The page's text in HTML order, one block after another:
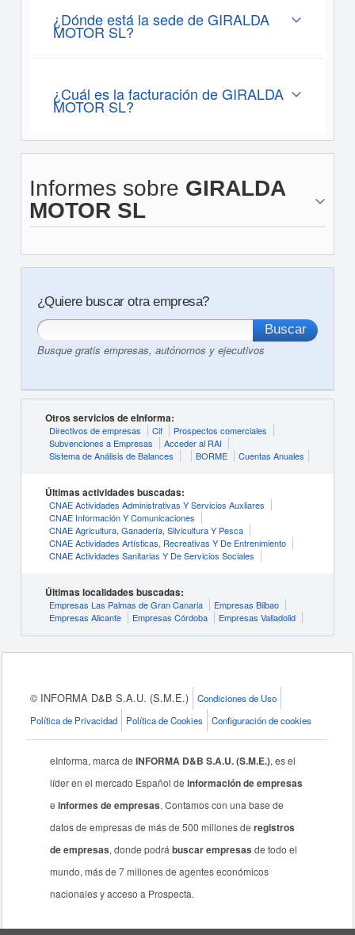
¿Dónde está la sede de GIRALDA
MOTOR SL?
¿Cuál es la facturación de GIRALDA
MOTOR SL?
Informes sobre GIRALDA
MOTOR SL
¿Quiere buscar otra empresa?
Busque gratis empresas, autónomos y ejecutivos
Otros servicios de eInforma:
Directivos de empresas Cif
Prospectos comerciales
Subvenciones a Empresas
Acceder al RAI
Sistema de Análisis de Balances
BORME Cuentas Anuales
Últimas actividades buscadas:
CNAE Actividades Administrativas Y Servicios Auxliares
CNAE Información Y Comunicaciones
CNAE Agricultura, Ganadería, Silvicultura Y Pesca
CNAE Actividades Artísticas, Recreativas Y De Entrenimiento
CNAE Actividades Sanitarias Y De Servicios Sociales
Últimas localidades buscadas:
Empresas Las Palmas de Gran Canaria
Empresas Bilbao
Empresas Alicante
Empresas Córdoba Empresas Valladolid
© INFORMA D&B S.A.U. (S.M.E.)
Condiciones de Uso
Política de Privacidad
Política de Cookies Configuración de cookies
eInforma, marca deINFORMA D&B S.A.U. (S.M.E.), es el
líder en el mercado Español deinformación de empresas
einformes de empresas. Contamos con una base de
datos de empresas de más de 500 millones deregistros
de empresas, donde podrábuscar empresas de todo el
mundo, más de 7 millones de agentes económicos
nacionales y acceso a Prospecta.